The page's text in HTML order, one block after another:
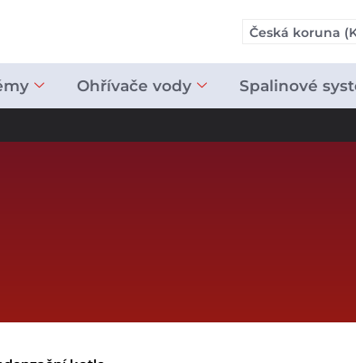
Česká koruna
Ohřívače vody Spalinové